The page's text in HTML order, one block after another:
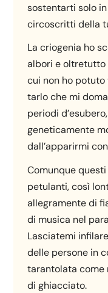
sostentarti solo
circoscritti della
La criogenia ho
albori e oltretutto
cui non ho
tarlo che mi
periodi
geneticamente
dall’apparirmi
Comunque
petulanti, così
allegramente di
di musica nel
Lasciatemi
delle persone in
tarantolata come
di ghiacciato.